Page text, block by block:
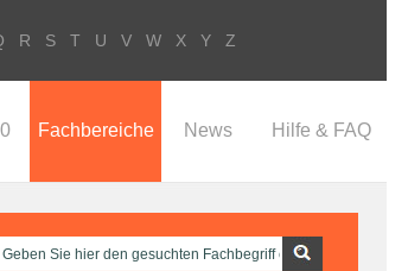
R S T U V W X Y Z
Fachbereiche News Hilfe & FAQ